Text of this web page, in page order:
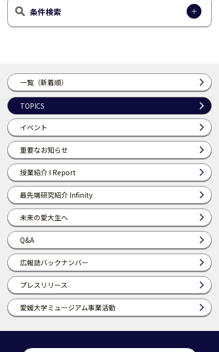
一覧（新着順）
TOPICS
イベント
重要なお知らせ
授業紹介 I Report
最先端研究紹介 Infinity
未来の愛大生へ
Q&A
広報誌バックナンバー
プレスリリース
愛媛大学ミュージアム事業活動
条件検索